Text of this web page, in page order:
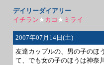
デイリーダイアリー
イチラン★ カコ ★ ミライ
2007年07月14日(土)
友達カップルの、男の子のほ
て、でも女の子のほうは神奈